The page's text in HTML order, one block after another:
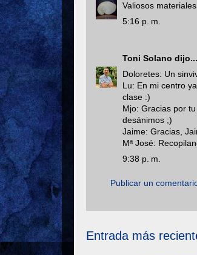
Valiosos
5:16 p. m.
Toni Solano dijo...
Doloretes: Un
Lu: En mi centro
clase :)
Mjo: Gracias por
desánimos ;)
Jaime: Gracias,
Mª José:
9:38 p. m.
Publicar un
Entrada más